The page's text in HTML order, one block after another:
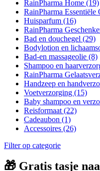
RainPharma Home (19)
RainPharma Essentiële
Huisparfum (16)
RainPharma
Bad en douchegel (29)
Bodylotion en
Bad-en massageolie (8)
Shampoo en
RainPharma
Handzeep en
Voetverzorging (15)
Baby shampoo en
Reisformaat (22)
Cadeaubon (1)
Accessoires (26)
Filter op categorie
🎁 Gratis tasje